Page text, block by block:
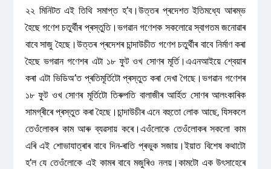
২২ মিনিটত এই তিথি সমাপ্ত হ’ব।উত্তৰ প্ৰদেশত ইতিমধ্যে আৰম্ভ
হৈছে গণেশ চতুৰ্থীৰ প্ৰস্তুতি।ভগৱান গণেশক সকলোৱে স্বাগতম জনোৱাৰ
বাবে সাজু হৈছে।উত্তৰ প্ৰদেশৰ চান্দাউচীত গণেশ চতুৰ্থীৰ বাবে নিৰ্মাণ কৰা
হৈছে ভগৱান গণেশৰ এটা ১৮ ফুট ওখ সোণৰ মূৰ্তি।এএনআইয়ে শ্বেয়াৰ
কৰা এটা ভিডিঅ’ত প্ৰতিমূৰ্তিটো প্ৰস্তুত কৰা দেখা গৈছে।ভগৱান গণেশৰ
১৮ ফুট ওখ সোণৰ মূৰ্তিটো তিৰুপতি বালাজীৰ আৰ্হিত সোণৰ আলংকাৰিক
সামগ্ৰীৰে প্ৰস্তুত কৰা হৈছে।চান্দাউচীৰ এনে বহুতো লোক আছে, যিসকলে
তেওঁলোকৰ কাম আৰু ব্যৱসায় কৰে।এওঁলোকে তেওঁলোকৰ সকলো কাম
এৰি এই শোভাযাত্ৰাৰ বাবে দিন-ৰাতি প্ৰভুক সজায়।ইয়াত বিশেষ কথাটো
হ’ল যে তেওঁলোকে এই কামৰ বাবে মজুৰিও নলয়।কামটো এক উৎসাহেৰে